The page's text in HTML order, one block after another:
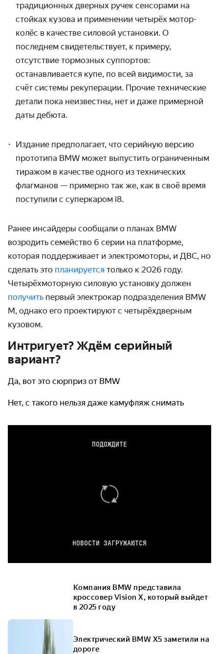
традиционных дверных ручек сенсорами на
стойках кузова и применении четырёх мотор-
колёс в качестве силовой установки. О
последнем свидетельствует, к примеру,
отсутствие тормозных суппортов:
останавливается купе, по всей видимости, за
счёт системы рекуперации. Прочие технические
детали пока неизвестны, нет и даже примерной
даты дебюта.
Издание предполагает, что серийную версию
прототипа BMW может выпустить ограниченным
тиражом в качестве одного из технических
флагманов — примерно так же, как в своё время
поступили с суперкаром i8.
Ранее инсайдеры сообщали о планах BMW
возродить семейство 6 серии на платформе,
которая поддерживает и электромоторы, и ДВС, но
сделать это планируется только к 2026 году.
Четырёхмоторную силовую установку должен
получить первый электрокар подразделения BMW
M, однако его проектируют с четырёхдверным
кузовом.
Интригует? Ждём серийный
вариант?
Да, вот это сюрприз от BMW
Нет, с такого нельзя даже камуфляж снимать
ПОДОЖДИТЕ
НОВОСТИ ЗАГРУЖАЮТСЯ
Компания BMW представила
кроссовер Vision X, который выйдет
в 2025 году
Электрический BMW X5 заметили на
дороге